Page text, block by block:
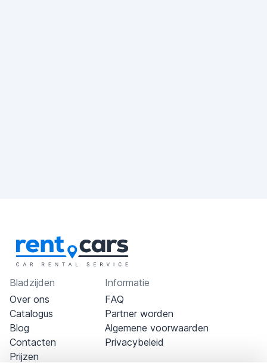
Bladzijden
Over ons
Catalogus
Blog
Contacten
Prijzen
Informatie
FAQ
Partner worden
Algemene voorwaarden
Privacybeleid